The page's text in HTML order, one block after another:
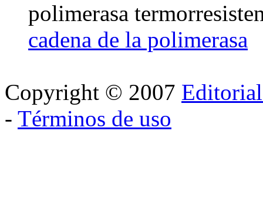
polimerasa
cadena de la polimerasa
Copyright © 2007
- Términos de uso